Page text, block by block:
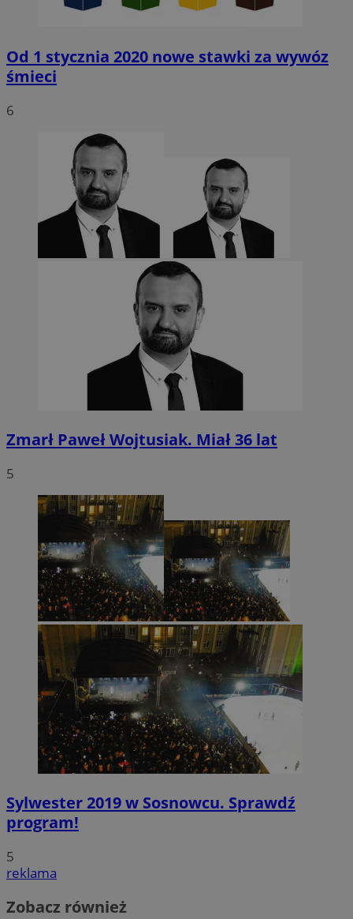
Od 1 stycznia 2020 nowe stawki za wywóz
śmieci
6
Zmarł Paweł Wojtusiak. Miał 36 lat
5
Sylwester 2019 w Sosnowcu. Sprawdź
program!
5
reklama
Zobacz również